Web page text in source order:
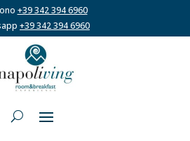
+39 342 394 6960
+39 342 394 6960